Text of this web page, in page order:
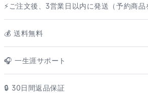
⚡ご注文後、3営業日以内に発送（予約商品
💰️ 送料無料
🎧 一生涯サポート
🔒 30日間返品保証